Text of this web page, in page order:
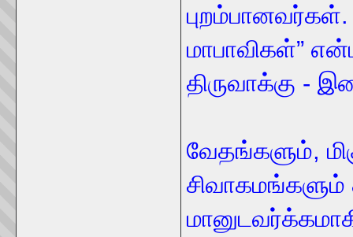
மாபாவிகள்”
திருவாக்கு -
வேதங்களும்,